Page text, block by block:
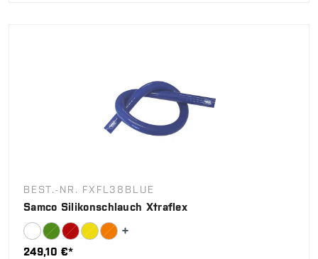
BEST.-NR. FXFL38BLUE
Samco Silikonschlauch Xtraflex
249,10 €*